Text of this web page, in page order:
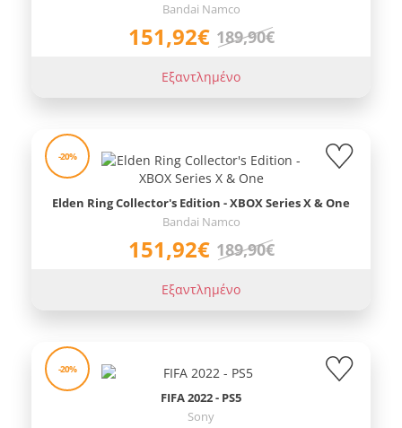
Bandai Namco
151,92€ 189,90€
Εξαντλημένο
-20%
Elden Ring Collector's Edition - XBOX Series X & One
Bandai Namco
151,92€ 189,90€
Εξαντλημένο
-20%
FIFA 2022 - PS5
Sony